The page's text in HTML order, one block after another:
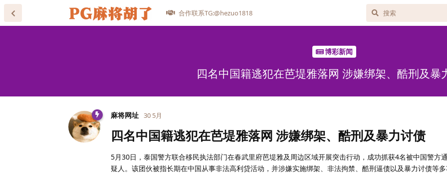
合作联系TG:@hezuo1818
博彩新闻
四名中国籍逃犯在芭堤雅落网 涉嫌绑架、酷刑及暴
麻将网址 30 5月
四名中国籍逃犯在芭堤雅落网 涉嫌绑架、酷刑及暴力讨债
5月30日，泰国警方联合移民执法部门在春武里府芭堤雅及周边区域开展突击行动，成功抓获4名被中国警方
疑人。该团伙被指长期在中国从事非法高利贷活动，并涉嫌实施绑架、非法拘禁、酷刑逼债以及暴力讨债等